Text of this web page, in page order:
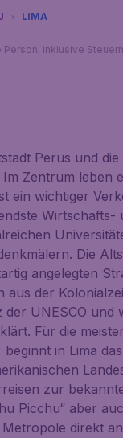
LIMA
inklusive
Perus und
Im Zentrum leben
ein wichtiger
Die
angelegten
aus der
der UNESCO und
Für die
in Lima
zur
Picchu“ aber
direkt